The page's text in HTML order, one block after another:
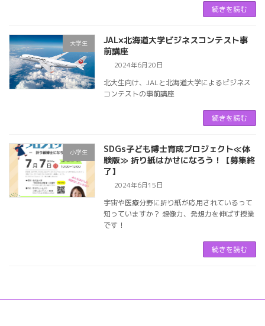
続きを読む
大学生
JAL×北海道大学ビジネスコンテスト事
前講座
2024年6月20日
北大生向け、JALと北海道大学によるビジネス
コンテストの事前講座
続きを読む
小学生
SDGs子ども博士育成プロジェクト≪体
験版≫ 折り紙はかせになろう！【募集終
了】
2024年6月15日
宇宙や医療分野に折り紙が応用されているって
知っていますか？ 想像力、発想力を伸ばす授業
です！
続きを読む